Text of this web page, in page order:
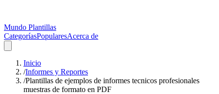
Mundo Plantillas
CategoríasPopularesAcerca de
Inicio
/Informes y Reportes
/Plantillas de ejemplos de informes tecnicos profesionales
muestras de formato en PDF